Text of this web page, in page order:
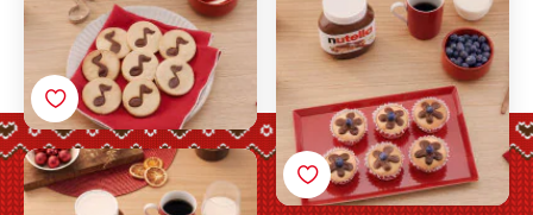
Juletiramisu med
Nutella®